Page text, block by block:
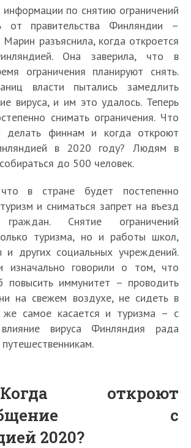
по снятию ограничений
от правительства Финляндии –
разъяснила, когда откроется
Она заверила, что в
ограничения планируют снять.
власти пытались замедлить
вируса, и им это удалось. Теперь
снимать ограничения. Что
делать финнам и когда откроют
в 2020 году? Людям в
до 500 человек.
в стране будет постепенно
и сниматься запрет на въезд
граждан. Снятие ограничений
туризма, но и работы школ,
и других социальных учреждений.
изначально говорили о том, что
повысить иммунитет – проводить
на свежем воздухе, не сидеть в
же самое касается и туризма – с
вируса Финляндия рада
Когда откроют
с
2020?